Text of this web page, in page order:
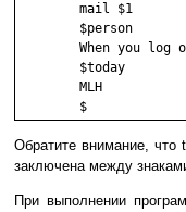
        mail $1
        $person
When you log
        $today
        MLH
        $
Обратите внимание, что
заключена между
При выполнении